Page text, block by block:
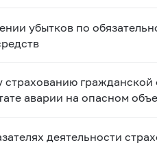
убытков по
гражданской
аварии на опасном
деятельности